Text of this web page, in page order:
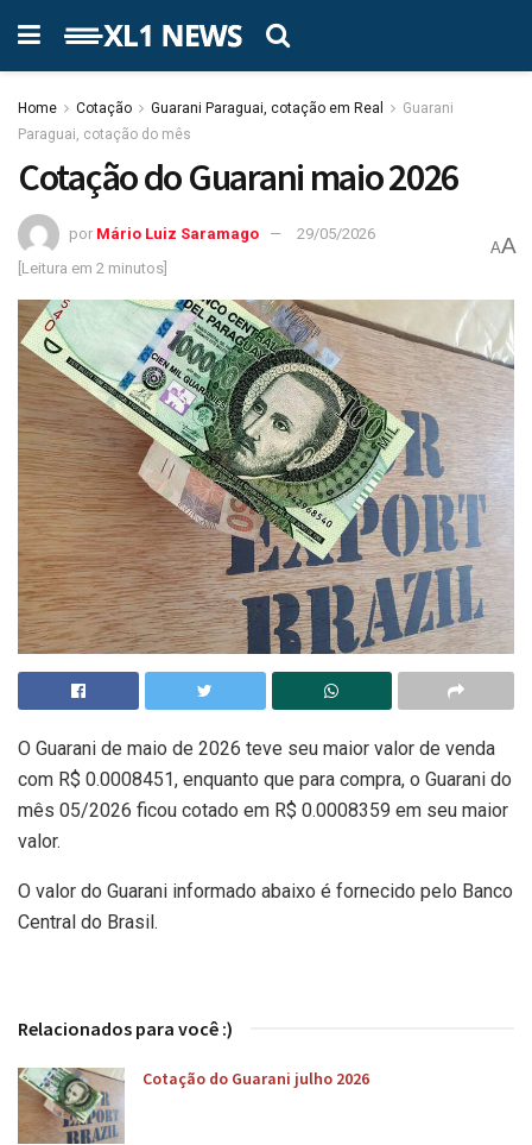
Home Cotação Guarani Paraguai, cotação em Real
Guarani
Paraguai, cotação do mês
Cotação do Guarani maio 2026
por Mário Luiz Saramago
29/05/2026
[Leitura em 2 minutos]
AA
O Guarani de maio de 2026 teve seu maior valor de venda
com R$ 0.0008451, enquanto que para compra, o Guarani do
mês 05/2026 ficou cotado em R$ 0.0008359 em seu maior
valor.
O valor do Guarani informado abaixo é fornecido pelo Banco
Central do Brasil.
Relacionados para você :)
Cotação do Guarani julho 2026